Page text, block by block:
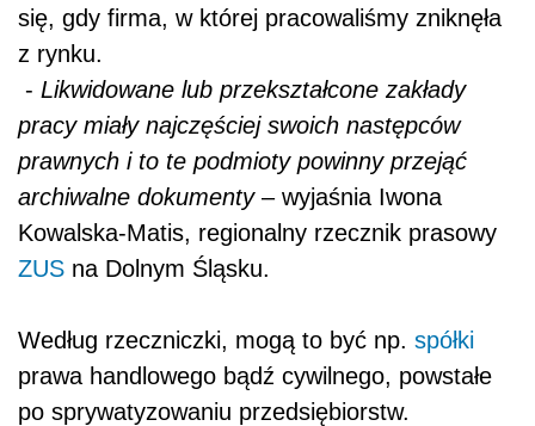
się, gdy firma, w której pracowaliśmy zniknęła
z rynku.
- Likwidowane lub przekształcone zakłady
pracy miały najczęściej swoich następców
prawnych i to te podmioty powinny przejąć
archiwalne dokumenty– wyjaśnia Iwona
Kowalska-Matis, regionalny rzecznik prasowy
ZUS na Dolnym Śląsku.
Według rzeczniczki, mogą to być np. spółki
prawa handlowego bądź cywilnego, powstałe
po sprywatyzowaniu przedsiębiorstw.